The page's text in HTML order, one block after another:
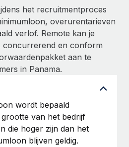
IT-middelen
op
over
arbeidsvoorwaarden
het recruitmentproces
overurentarieven
verlof. Remote kan je
concurrerend en conform
aan te
in Panama.
wordt bepaald
van het bedrijf
die hoger zijn dan het
blijven geldig.